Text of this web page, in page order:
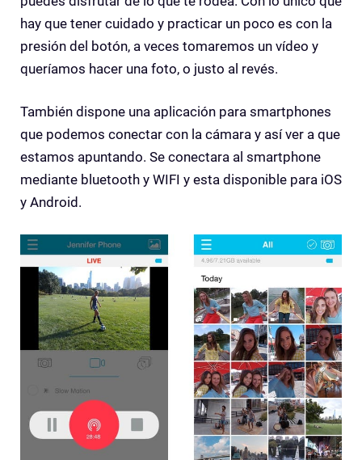
hay que tener cuidado y practicar un poco es con la
presión del botón, a veces tomaremos un vídeo y
queríamos hacer una foto, o justo al revés.
También dispone una aplicación para smartphones
que podemos conectar con la cámara y así ver a que
estamos apuntando. Se conectara al smartphone
mediante bluetooth y WIFI y esta disponible para iOS
y Android.